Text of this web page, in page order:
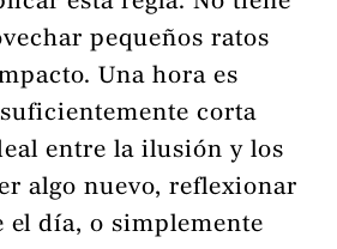
pequeños ratos
Una hora es
corta
entre la ilusión y los
algo nuevo, reflexionar
el día, o simplemente